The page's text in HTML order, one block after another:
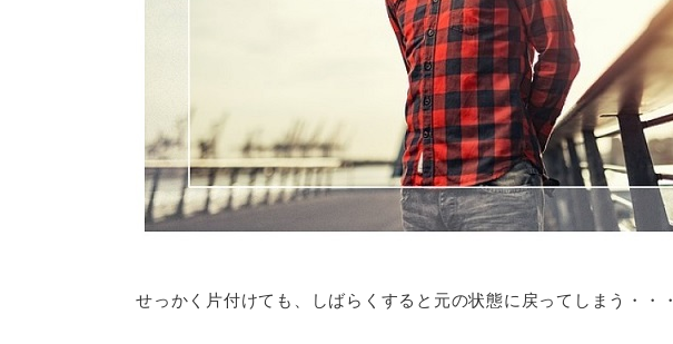
せっかく片付けても、しばらくすると元の状態に戻ってしまう・・・